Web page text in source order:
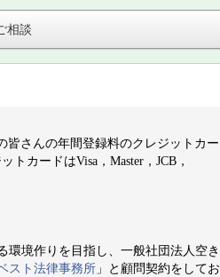
相談
皆さんの年間登録料のクレジットカー
トカードはVisa，Master，JCB，
環境作りを目指し、一般社団法人空き
スト法律事務所 」と顧問契約をしてお